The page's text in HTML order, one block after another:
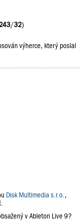
/32)
výherce, který poslal
Disk Multimedia s.r.o.,
v Ableton Live 9?